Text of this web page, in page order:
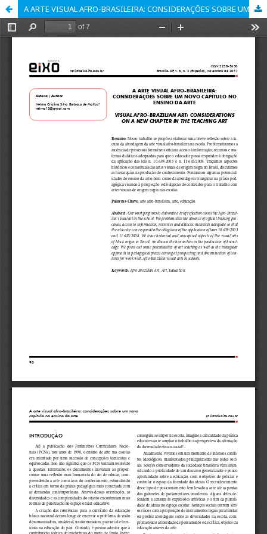
A ARTE VISUAL AFRO-BRASILEIRA: CONSIDERAÇÕES SOBRE UM NOVO CAPÍTULO NO ENSINO DA ARTE